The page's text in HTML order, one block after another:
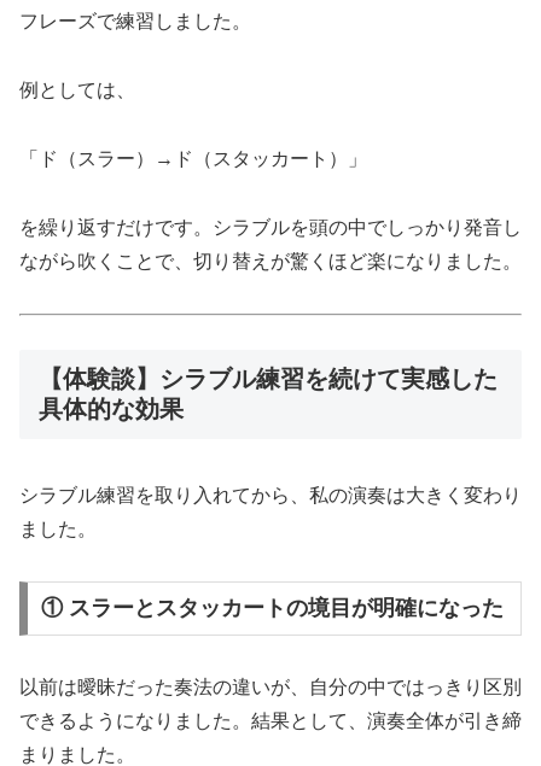
フレーズで練習しました。
例としては、
「ド（スラー）→ド（スタッカート）」
を繰り返すだけです。シラブルを頭の中でしっかり発音し
ながら吹くことで、切り替えが驚くほど楽になりました。
【体験談】シラブル練習を続けて実感した
具体的な効果
シラブル練習を取り入れてから、私の演奏は大きく変わり
ました。
① スラーとスタッカートの境目が明確になった
以前は曖昧だった奏法の違いが、自分の中ではっきり区別
できるようになりました。結果として、演奏全体が引き締
まりました。